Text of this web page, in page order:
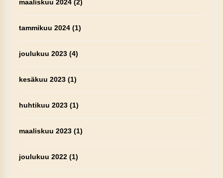
maaliskuu 2024(2)
tammikuu 2024(1)
joulukuu 2023(4)
kesäkuu 2023(1)
huhtikuu 2023(1)
maaliskuu 2023(1)
joulukuu 2022(1)